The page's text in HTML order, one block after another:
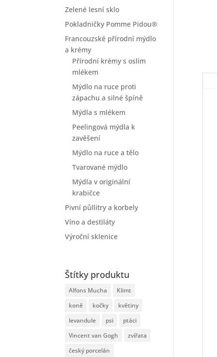
Zelené lesní sklo
Pokladničky Pomme Pidou®
Francouzské přírodní mýdlo
a krémy
Přírodní krémy s oslím
mlékem
Mýdlo na ruce proti
zápachu a silné špíně
Mýdla s mlékem
Peelingová mýdla k
zavěšení
Mýdlo na ruce a tělo
Tvarované mýdlo
Mýdla v originální
krabičce
Pivní půllitry a korbely
Víno a destiláty
Výroční sklenice
Štítky produktu
Alfons Mucha
Klimt
koně
kočky
květiny
levandule
psi
ptáci
Vincent van Gogh
zvířata
český porcelán